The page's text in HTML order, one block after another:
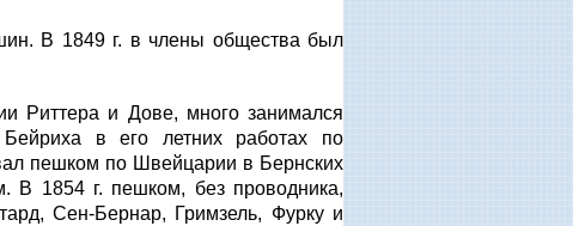
В 1849 г. в члены общества был
Риттера и Дове, много занимался
в его летних работах по
пешком по Швейцарии в Бернских
В 1854 г. пешком, без проводника,
Сен-Бернар, Гримзель, Фурку и